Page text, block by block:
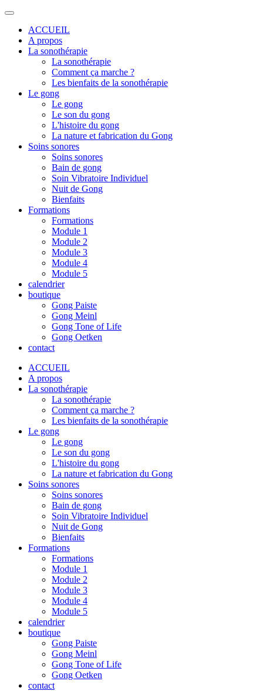
ACCUEIL
A propos
La sonothérapie
La sonothérapie
Comment ça marche ?
Les bienfaits de la sonothérapie
Le gong
Le gong
Le son du gong
L'histoire du gong
La nature et fabrication du Gong
Soins sonores
Soins sonores
Bain de gong
Soin Vibratoire Individuel
Nuit de Gong
Bienfaits
Formations
Formations
Module 1
Module 2
Module 3
Module 4
Module 5
calendrier
boutique
Gong Paiste
Gong Meinl
Gong Tone of Life
Gong Oetken
contact
ACCUEIL
A propos
La sonothérapie
La sonothérapie
Comment ça marche ?
Les bienfaits de la sonothérapie
Le gong
Le gong
Le son du gong
L'histoire du gong
La nature et fabrication du Gong
Soins sonores
Soins sonores
Bain de gong
Soin Vibratoire Individuel
Nuit de Gong
Bienfaits
Formations
Formations
Module 1
Module 2
Module 3
Module 4
Module 5
calendrier
boutique
Gong Paiste
Gong Meinl
Gong Tone of Life
Gong Oetken
contact